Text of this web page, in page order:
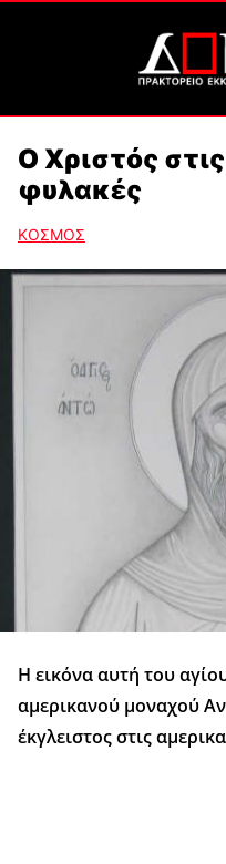
Ο Χριστός
φυλακές
ΚΟΣΜΟΣ
Η εικόνα αυτή του
αμερικανού μοναχού
έκγλειστος στις